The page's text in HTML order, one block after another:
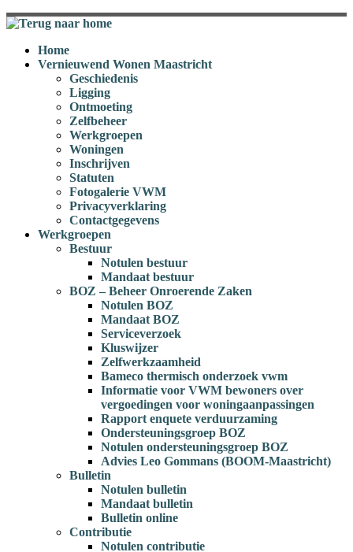
Home
Vernieuwend Wonen Maastricht
Geschiedenis
Ligging
Ontmoeting
Zelfbeheer
Werkgroepen
Woningen
Inschrijven
Statuten
Fotogalerie VWM
Privacyverklaring
Contactgegevens
Werkgroepen
Bestuur
Notulen bestuur
Mandaat bestuur
BOZ – Beheer Onroerende Zaken
Notulen BOZ
Mandaat BOZ
Serviceverzoek
Kluswijzer
Zelfwerkzaamheid
Bameco thermisch onderzoek vwm
Informatie voor VWM bewoners over
vergoedingen voor woningaanpassingen
Rapport enquete verduurzaming
Ondersteuningsgroep BOZ
Notulen ondersteuningsgroep BOZ
Advies Leo Gommans (BOOM-Maastricht)
Bulletin
Notulen bulletin
Mandaat bulletin
Bulletin online
Contributie
Notulen contributie